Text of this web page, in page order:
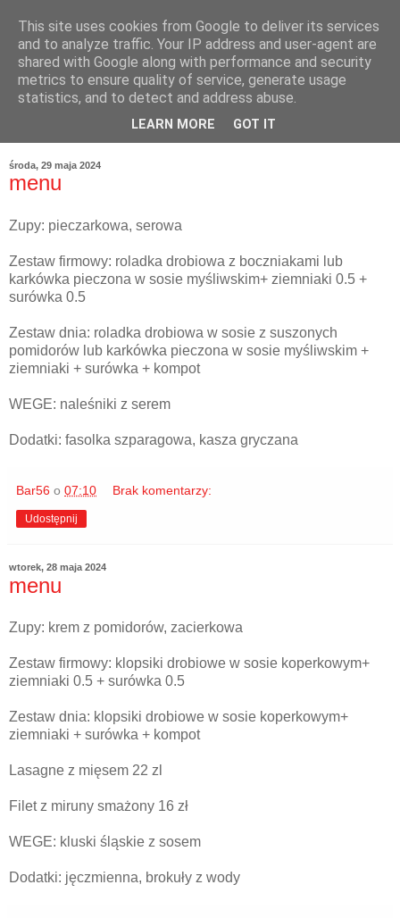
środa, 29 maja 2024
menu
Zupy: pieczarkowa, serowa
Zestaw firmowy: roladka drobiowa z boczniakami lub
karkówka pieczona w sosie myśliwskim+ ziemniaki 0.5 +
surówka 0.5
Zestaw dnia: roladka drobiowa w sosie z suszonych
pomidorów lub karkówka pieczona w sosie myśliwskim +
ziemniaki + surówka + kompot
WEGE: naleśniki z serem
Dodatki: fasolka szparagowa, kasza gryczana
Bar56 o 07:10 Brak komentarzy:
Udostępnij
wtorek, 28 maja 2024
menu
Zupy: krem z pomidorów, zacierkowa
Zestaw firmowy: klopsiki drobiowe w sosie koperkowym+
ziemniaki 0.5 + surówka 0.5
Zestaw dnia: klopsiki drobiowe w sosie koperkowym+
ziemniaki + surówka + kompot
Lasagne z mięsem 22 zl
Filet z miruny smażony 16 zł
WEGE: kluski śląskie z sosem
Dodatki: jęczmienna, brokuły z wody
This site uses cookies from Google to deliver its services
and to analyze traffic. Your IP address and user-agent are
shared with Google along with performance and security
metrics to ensure quality of service, generate usage
statistics, and to detect and address abuse.
LEARN MORE GOT IT